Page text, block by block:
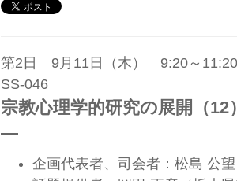
第2日 9月11日（木） 9:20～11:20
SS-046
宗教心理学的研究の展開（
—
企画代表者、司会者：松島 公望